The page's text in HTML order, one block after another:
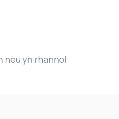
neu yn rhannol